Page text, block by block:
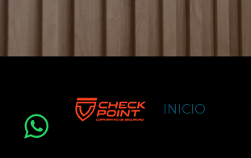
INICIO